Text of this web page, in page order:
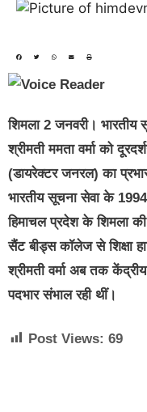
शिमला 2 जनवरी। भारतीय
श्रीमती ममता वर्मा को
(डायरेक्टर जनरल) का
भारतीय सूचना सेवा के 1994
हिमाचल प्रदेश के शिमला
सैंट बीड्स कॉलेज से शिक्षा
श्रीमती वर्मा अब तक
पदभार संभाल रही थीं।
Post Views: 69